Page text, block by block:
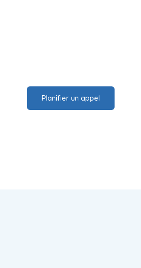
Planifier un appel